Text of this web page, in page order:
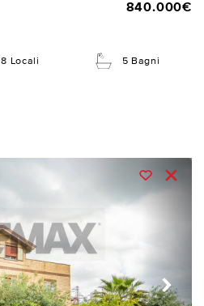
840.000€
8 Locali 5 Bagni